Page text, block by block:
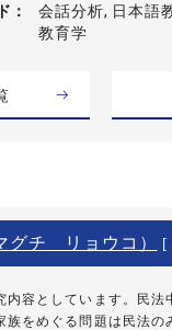
会話分析, 日本語
教育学
チ リョウコ） [
内容としています。民法
族をめぐる問題は民法の